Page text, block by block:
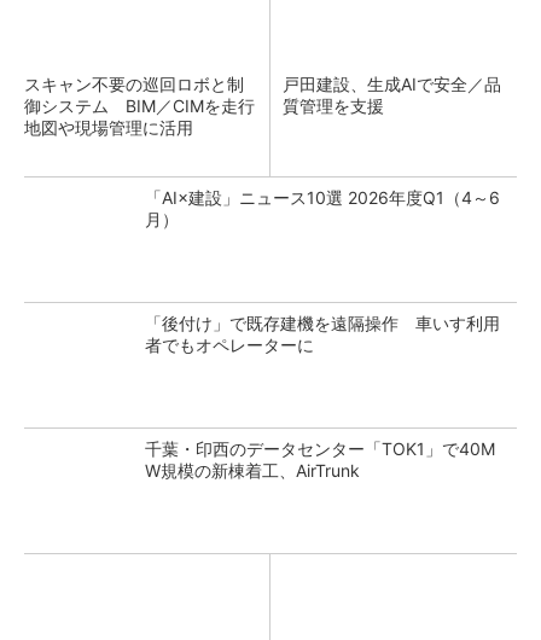
スキャン不要の巡回ロボと制
御システム BIM／CIMを走行
地図や現場管理に活用
戸田建設、生成AIで安全／品
質管理を支援
「AI×建設」ニュース10選 2026年度Q1（4～6
月）
「後付け」で既存建機を遠隔操作 車いす利用
者でもオペレーターに
千葉・印西のデータセンター「TOK1」で40M
W規模の新棟着工、AirTrunk